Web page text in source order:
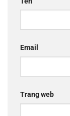
Email
Trang web